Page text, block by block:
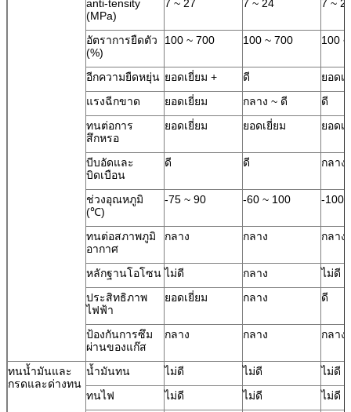
anti-tensity
(MPa)
7 ~ 27 7 ~ 24 7 ~
อัตราการยืดตัว
(%)
100 ~ 700 100 ~ 700 100
อีกความยืดหยุ่น ยอดเยี่ยม + ดี
ยอดเ
แรงฉีกขาด
ยอดเยี่ยม กลาง ~ ดี
ดี
ทนต่อการ
สึกหรอ
ยอดเยี่ยม ยอดเยี่ยม ยอดเ
บีบอัดและ
บิดเบือน
ดี ดี กลาง
ช่วงอุณหภูมิ
(℃)
-75 ~ 90 -60 ~ 100 -100
ทนต่อสภาพภูมิ
อากาศ
กลาง กลาง กลาง
หลักฐานโอโซน ไม่ดี กลาง
ไม่ดี
ประสิทธิภาพ
ไฟฟ้า
ยอดเยี่ยม กลาง ดี
ป้องกันการซึม
ผ่านของแก๊ส
กลาง กลาง กลาง
ทนน้ำมันและ
กรดและด่างทน
น้ำมันทน ไม่ดี ไม่ดี
ไม่ดี
ทนไฟ
ไม่ดี ไม่ดี
ไม่ดี